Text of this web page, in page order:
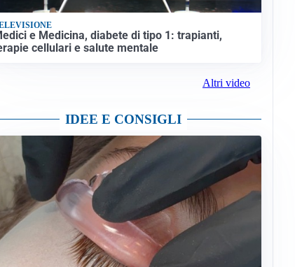
e Medicina, diabete di tipo 1: trapianti,
cellulari e salute mentale
Altri video
IDEE E CONSIGLI